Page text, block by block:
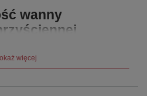
wanny
została wyprodukowana z
Za skuteczne usuwanie
więcej